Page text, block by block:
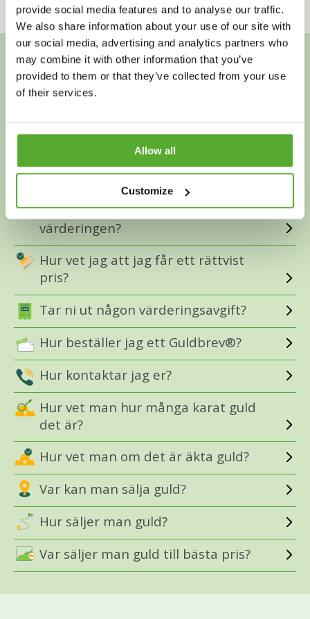
provide social media features and to analyse our traffic.
We also share information about your use of our site with
our social media, advertising and analytics partners who
may combine it with other information that you’ve
provided to them or that they’ve collected from your use
of their services.
Allow all
Customize
Vanliga Frågor
Är det säkert att skicka in mitt guld?
Hur snabbt får jag betalt?
Vad händer om jag inte är nöjd med
värderingen?
Hur vet jag att jag får ett rättvist
pris?
Tar ni ut någon värderingsavgift?
Hur beställer jag ett Guldbrev®?
Hur kontaktar jag er?
Hur vet man hur många karat guld
det är?
Hur vet man om det är äkta guld?
Var kan man sälja guld?
Hur säljer man guld?
Var säljer man guld till bästa pris?